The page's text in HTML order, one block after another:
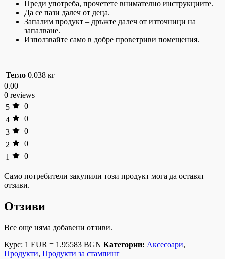
Преди употреба, прочетете внимателно инструкциите.
Да се пази далеч от деца.
Запалим продукт – дръжте далеч от източници на
запалване.
Използвайте само в добре проветриви помещения.
Тегло 0.038 кг
0.00
0 reviews
5
0
4
0
3
0
2
0
1
0
Само потребители закупили този продукт мога да оставят
отзиви.
Отзиви
Все още няма добавени отзиви.
Курс: 1 EUR = 1.95583 BGN Категории: Аксесоари,
Продукти, Продукти за стампинг